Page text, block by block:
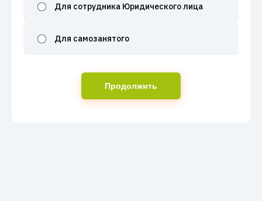
Для сотрудника Юридического лица
Для самозанятого
Продолжить